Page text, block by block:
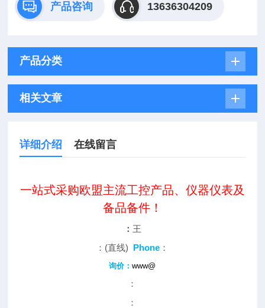
产品咨询 13636304209
产品分类
相关文章
详细介绍 在线留言
一站式采购欧盟主流工控产品、仪器仪表及
备品备件！
： 王
：(直线)
Phone ：
询价：www@
：
：